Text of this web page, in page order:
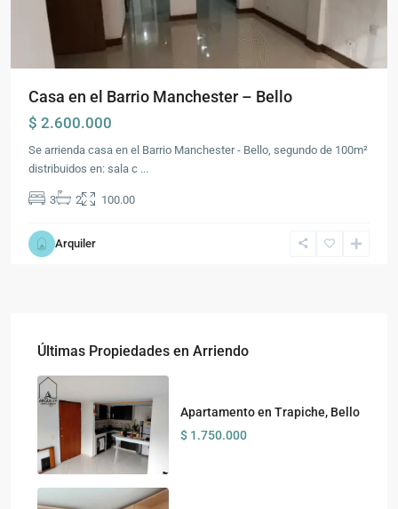
Casa en el Barrio Manchester – Bello
$ 2.600.000
Se arrienda casa en el Barrio Manchester - Bello, segundo de 100m²
distribuidos en: sala c ...
3 2 100.00
Arquiler
Últimas Propiedades en Arriendo
Apartamento en Trapiche, Bello
$ 1.750.000